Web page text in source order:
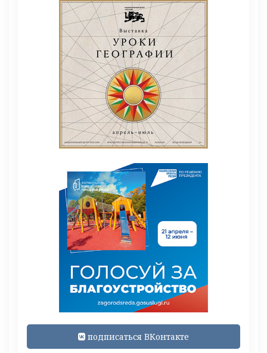
подписаться ВКонтакте